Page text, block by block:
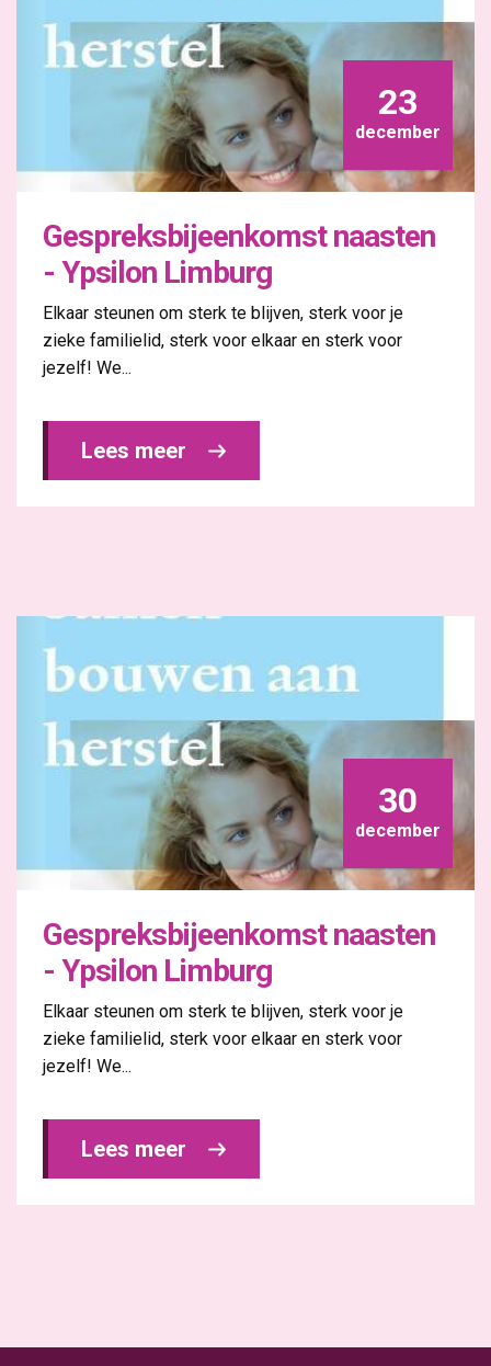
23
december
Gespreksbijeenkomst naasten
- Ypsilon Limburg
Elkaar steunen om sterk te blijven, sterk voor je
zieke familielid, sterk voor elkaar en sterk voor
jezelf! We...
Lees meer
30
december
Gespreksbijeenkomst naasten
- Ypsilon Limburg
Elkaar steunen om sterk te blijven, sterk voor je
zieke familielid, sterk voor elkaar en sterk voor
jezelf! We...
Lees meer